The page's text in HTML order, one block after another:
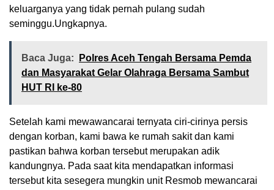
keluarganya yang tidak pernah pulang sudah
seminggu.Ungkapnya.
Baca Juga:
Polres Aceh Tengah Bersama Pemda
dan Masyarakat Gelar Olahraga Bersama Sambut
HUT RI ke-80
Setelah kami mewawancarai ternyata ciri-cirinya persis
dengan korban, kami bawa ke rumah sakit dan kami
pastikan bahwa korban tersebut merupakan adik
kandungnya. Pada saat kita mendapatkan informasi
tersebut kita sesegera mungkin unit Resmob mewancarai